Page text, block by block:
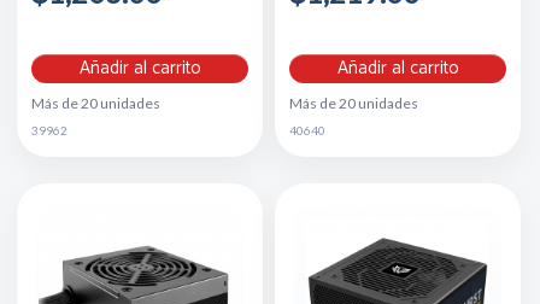
Añadir al carrito
Más de 20 unidades
39962
Añadir al carrito
Más de 20 unidades
40640